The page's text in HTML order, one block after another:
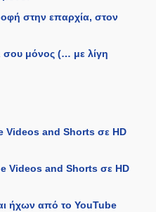
στην επαρχία, στον
σου μόνος (… με λίγη
Videos and Shorts σε HD
Videos and Shorts σε HD
ήχων από το YouTube